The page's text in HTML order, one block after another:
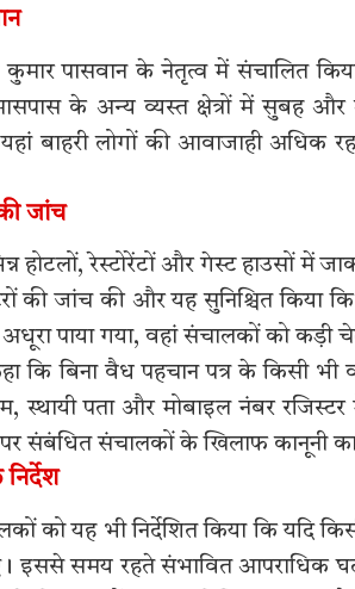
कुमार पासवान के नेतृत्व में संचालित
के अन्य व्यस्त क्षेत्रों में सुबह
बाहरी लोगों की आवाजाही
जांच
होटलों, रेस्टोरेंटों और गेस्ट हाउसों में
की जांच की और यह सुनिश्चित किया कि
अधूरा पाया गया, वहां संचालकों को कड़ी
कहा कि बिना वैध पहचान पत्र के किसी
स्थायी पता और मोबाइल नंबर
संबंधित संचालकों के खिलाफ कानूनी
यह भी निर्देशित किया कि यदि किसी
इससे समय रहते संभावित आपराधिक